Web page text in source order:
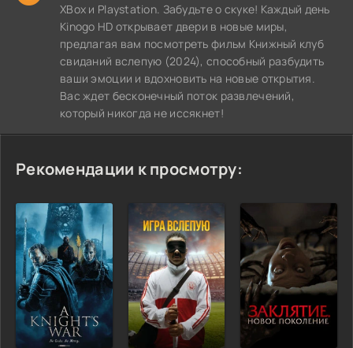
XBox и Playstation. Забудьте о скуке! Каждый день
Kinogo HD открывает двери в новые миры,
предлагая вам посмотреть фильм Книжный клуб
свиданий вслепую (2024), способный разбудить
ваши эмоции и вдохновить на новые открытия.
Вас ждет бесконечный поток развлечений,
который никогда не иссякнет!
Рекомендации к просмотру: